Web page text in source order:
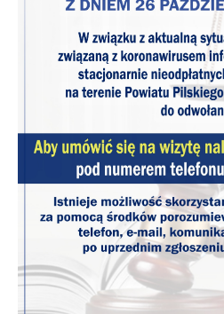
podmiotów trzecich lub firm
oraz innych dostawców usług.
pośredników prezentujących
wiadomości, ofert, komunikatów